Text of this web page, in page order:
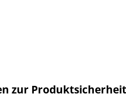
zur Produktsicherheit